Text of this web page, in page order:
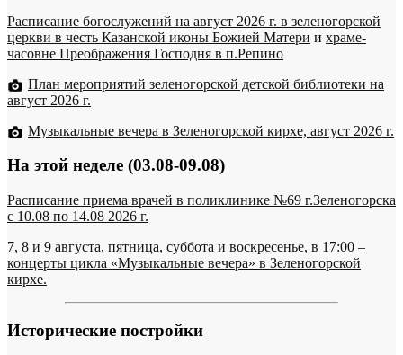
Расписание богослужений на август 2026 г. в зеленогорской
церкви в честь Казанской иконы Божией Матери и храме-
часовне Преображения Господня в п.Репино
План мероприятий зеленогорской детской библиотеки на
август 2026 г.
Музыкальные вечера в Зеленогорской кирхе, август 2026 г.
На этой неделе (03.08-09.08)
Расписание приема врачей в поликлинике №69 г.Зеленогорска
c 10.08 по 14.08 2026 г.
7, 8 и 9 августа, пятница, суббота и воскресенье, в 17:00 –
концерты цикла «Музыкальные вечера» в Зеленогорской
кирхе.
Исторические постройки